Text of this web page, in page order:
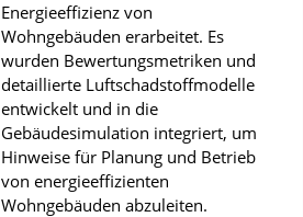
u
b
l
i
k
a
t
Energieeffizienz von
Wohngebäuden erarbeitet. Es
wurden Bewertungsmetriken und
detaillierte Luftschadstoffmodelle
entwickelt und in die
Gebäudesimulation integriert, um
Hinweise für Planung und Betrieb
von energieeffizienten
Wohngebäuden abzuleiten.